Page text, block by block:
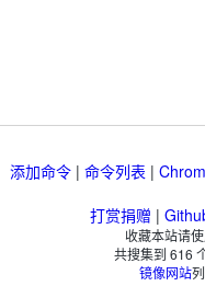
添加命令 | 命令列表 |
打赏捐赠 |
收藏本站请
共搜集到 616
镜像网站